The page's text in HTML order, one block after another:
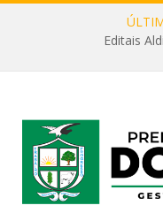
Editais